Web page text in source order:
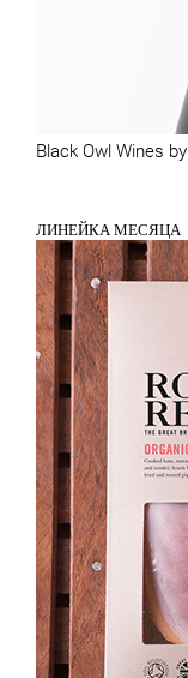
Black Owl Wines by
ЛИНЕЙКА МЕСЯЦА